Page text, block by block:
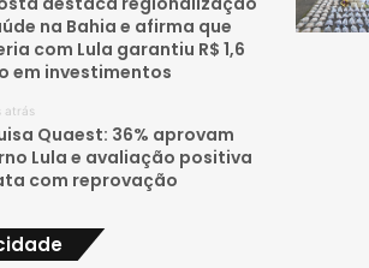
na Bahia e afirma que
com Lula garantiu R$ 1,6
em investimentos
atrás
Quaest: 36% aprovam
Lula e avaliação positiva
com reprovação